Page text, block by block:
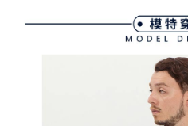
是否繳費成功／繳費後需取消欲退款等
https://
１．透過由恩沛科技股份有限公司提供
易，需依本服務之必要範圍內提供個人
權轉讓予恩沛科技股份有限公司。
２．關於個人資料處理事宜，請瀏覽以
免運費